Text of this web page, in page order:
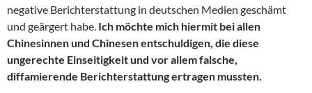
negative Berichterstattung in deutschen Medien geschämt
und geärgert habe. Ich möchte mich hiermit bei allen
Chinesinnen und Chinesen entschuldigen, die diese
ungerechte Einseitigkeit und vor allem falsche,
diffamierende Berichterstattung ertragen mussten.